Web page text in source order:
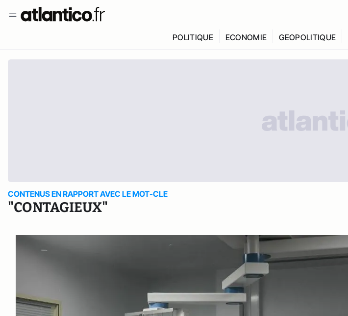
POLITIQUE ECONOMIE GEOPOLITIQUE
CONTENUS EN RAPPORT AVEC LE MOT-CLE
"CONTAGIEUX"